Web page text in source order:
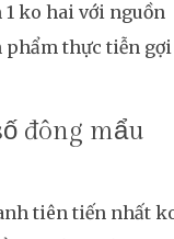
1 ko hai với nguồn
phẩm thực tiễn gợi
đông mẩu
tiên tiến nhất